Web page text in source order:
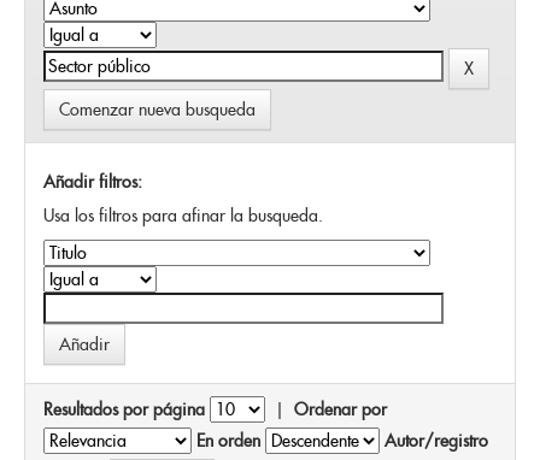
Comenzar nueva busqueda
Añadir filtros:
Usa los filtros para afinar la busqueda.
Resultados por página | Ordenar por
En orden
Autor/registro